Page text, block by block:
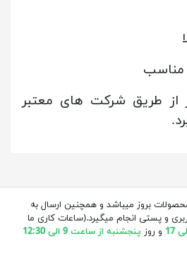
مناسب
از طریق شرکت های معتبر
بروز میباشد و همچنین ارسال به
و پستی انجام میگیرد.(ساعات کاری ما
و روز پنجشنبه از ساعت 9 الی 12:30